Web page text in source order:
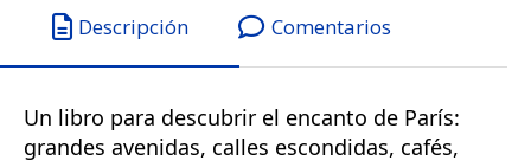
Descripción Comentarios
Un libro para descubrir el encanto de París:
grandes avenidas, calles escondidas, cafés,